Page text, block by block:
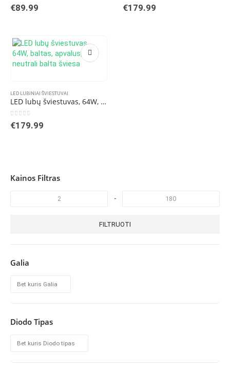
0out of 5
€89.99 0out of 5
€179.99
LED LUBINIAI ŠVIESTUVAI
LED lubų šviestuvas, 64W, baltas, apvalus, neutrali balta šviesa
0out of 5
€179.99
Kainos Filtras
-
FILTRUOTI
Galia
Diodo Tipas